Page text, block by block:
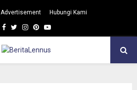
Advertisement Hubungi Kami
Facebook
TwitterInstagram
Pinterest
Youtube